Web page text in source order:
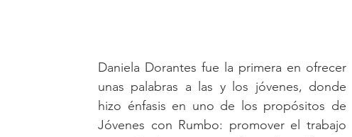
Daniela Dorantes fue la primera en ofrecer
unas palabras a las y los jóvenes, donde
hizo énfasis en uno de los propósitos de
Jóvenes con Rumbo: promover el trabajo